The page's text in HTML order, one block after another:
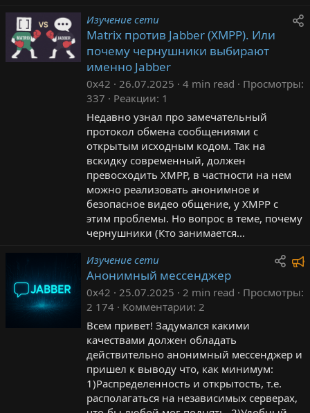
Изучение сети
Matrix против Jabber (XMPP). Или
почему чернушники выбирают
именно Jabber
0x42 26.07.2025 4 min read
Просмотры
337
Реакции 1
Недавно узнал про замечательный
протокол обмена сообщениями с
открытым исходным кодом. Так на
вскидку современный, должен
превосходить XMPP, в частности на нем
можно реализовать анонимное и
безопасное видео общение, у XMPP с
этим проблемы. Но вопрос в теме, почему
чернушники (Кто занимается...
Изучение сети
Анонимный мессенджер
0x42 25.07.2025 2 min read
Просмотры
2 174
Комментарии 2
Всем привет! Задумался какими
качествами должен обладать
действительно анонимный мессенджер и
пришел к выводу что, как минимум:
1)Распределенность и открытость, т.е.
располагаться на независимых серверах,